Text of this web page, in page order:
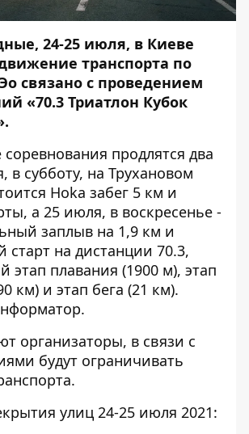
24-25 июля, в Киеве
транспорта по
связано с проведением
«70.3 Триатлон Кубок
продлятся два
в субботу, на Трухановом
Hoka забег 5 км и
а 25 июля, в воскресенье -
заплыв на 1,9 км и
старт на дистанции 70.3,
плавания (1900 м), этап
км) и этап бега (21 км).
.
организаторы, в связи с
будут ограничивать
улиц 24-25 июля 2021: